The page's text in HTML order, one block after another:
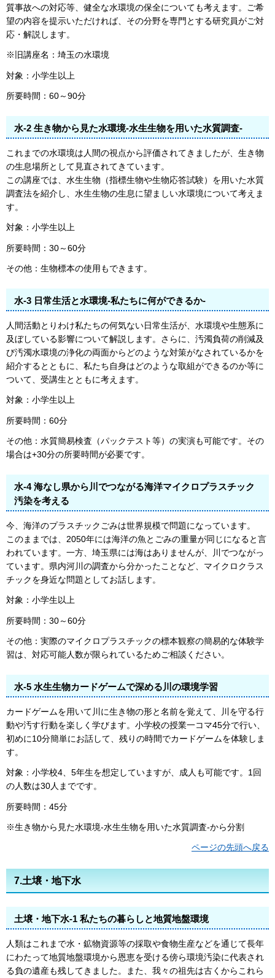
質事故への対応等、健全な水環境の保全についても考えます。ご希
望の内容を提示いただければ、その分野を専門とする研究員がご対
応・解説します。
※旧講座名：埼玉の水環境
対象：小学生以上
所要時間：60～90分
水-2 生き物から見た水環境-水生生物を用いた水質調査-
これまでの水環境は人間の視点から評価されてきましたが、生き物
の生息場所として見直されてきています。
この講座では、水生生物（指標生物や生物応答試験）を用いた水質
調査法を紹介し、水生生物の生息に望ましい水環境について考えま
す。
対象：小学生以上
所要時間：30～60分
その他：生物標本の使用もできます。
水-3 日常生活と水環境-私たちに何ができるか-
人間活動とりわけ私たちの何気ない日常生活が、水環境や生態系に
及ぼしている影響について解説します。さらに、汚濁負荷の削減及
び汚濁水環境の浄化の両面からどのような対策がなされているかを
紹介するとともに、私たち自身はどのような取組ができるのか等に
ついて、受講生とともに考えます。
対象：小学生以上
所要時間：60分
その他：水質簡易検査（パックテスト等）の実演も可能です。その
場合は+30分の所要時間が必要です。
水-4 海なし県から川でつながる海洋マイクロプラスチック
汚染を考える
今、海洋のプラスチックごみは世界規模で問題になっています。
このままでは、2050年には海洋の魚とごみの重量が同じになると言
われています。一方、埼玉県には海はありませんが、川でつながっ
ています。県内河川の調査から分かったことなど、マイクロクラス
チックを身近な問題としてお話します。
対象：小学生以上
所要時間：30～60分
その他：実際のマイクロプラスチックの標本観察の簡易的な体験学
習は、対応可能人数が限られているためご相談ください。
水-5 水生生物カードゲームで深める川の環境学習
カードゲームを用いて川に生き物の形と名前を覚えて、川を守る行
動や汚す行動を楽しく学びます。小学校の授業一コマ45分で行い、
初めに10分簡単にお話して、残りの時間でカードゲームを体験しま
す。
対象：小学校4、5年生を想定していますが、成人も可能です。1回
の人数は30人までです。
所要時間：45分
※生き物から見た水環境-水生生物を用いた水質調査-から分割
ページの先頭へ戻る
7.土壌・地下水
土壌・地下水-1 私たちの暮らしと地質地盤環境
人類はこれまで水・鉱物資源等の採取や食物生産などを通じて長年
にわたって地質地盤環境から恩恵を受ける傍ら環境汚染に代表され
る負の遺産も残してきました。また、我々の祖先は古くからこれら